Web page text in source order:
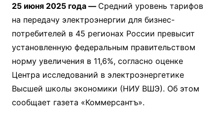
25 июня 2025 года — Средний уровень тарифов
на передачу электроэнергии для бизнес-
потребителей в 45 регионах России превысит
установленную федеральным правительством
норму увеличения в 11,6%, согласно оценке
Центра исследований в электроэнергетике
Высшей школы экономики (НИУ ВШЭ). Об этом
сообщает газета «Коммерсантъ».